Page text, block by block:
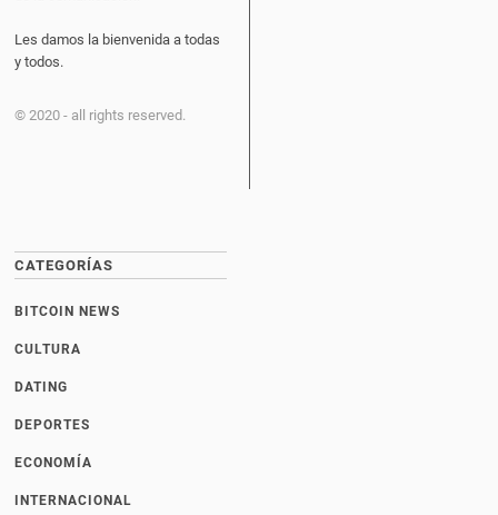
Les damos la bienvenida a todas
y todos.
© 2020 - all rights reserved.
CATEGORÍAS
BITCOIN NEWS
CULTURA
DATING
DEPORTES
ECONOMÍA
INTERNACIONAL